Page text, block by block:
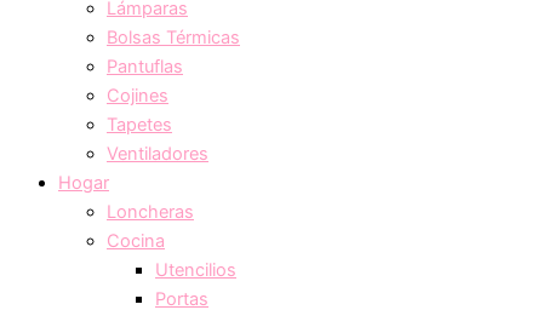
Lámparas
Bolsas Térmicas
Pantuflas
Cojines
Tapetes
Ventiladores
Hogar
Loncheras
Cocina
Utencilios
Portas